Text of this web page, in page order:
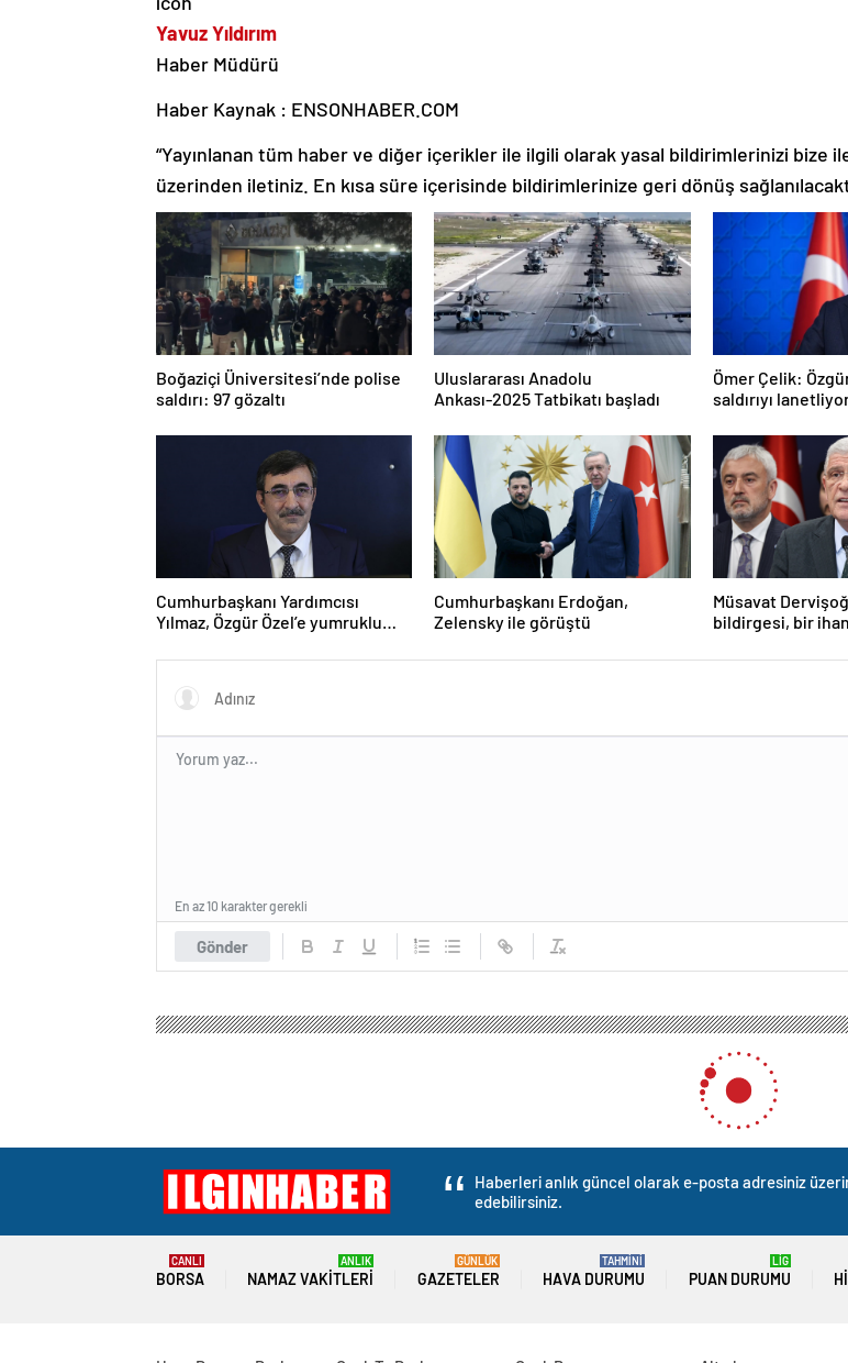
Yavuz Yıldırım
Haber Müdürü
Haber Kaynak : ENSONHABER.COM
“Yayınlanan tüm haber ve diğer içerikler ile ilgili olarak yasal bildirimlerinizi bize
üzerinden iletiniz. En kısa süre içerisinde bildirimlerinize geri dönüş
Boğaziçi Üniversitesi’nde polise
saldırı: 97 gözaltı
Uluslararası Anadolu
Ankası-2025 Tatbikatı başladı
Ömer Çelik:
saldırıyı
Cumhurbaşkanı Yardımcısı
Yılmaz, Özgür Özel’e yumruklu
Cumhurbaşkanı Erdoğan,
Zelensky ile görüştü
Müsavat
bildirgesi, bir
Gönder
En az 10 karakter gerekli
Haberleri anlık güncel olarak e-posta adresiniz
edebilirsiniz.
BORSA
CANLI
NAMAZ VAKITLERI
ANLIK
GAZETELER
GÜNLÜK
HAVA DURUMU
TAHMİNİ
PUAN DURUMU
LİG